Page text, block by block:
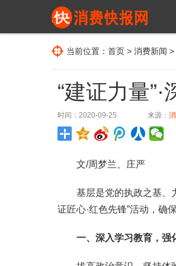
当前位置： 首页 > 消费新闻 >
“建证力量”·
时间：2020-09-25 来源：
文/周梦兰、庄严
基层是党的执政之基、力
证匠心·红色先锋”活动，确
一、 深入学习教育， 强